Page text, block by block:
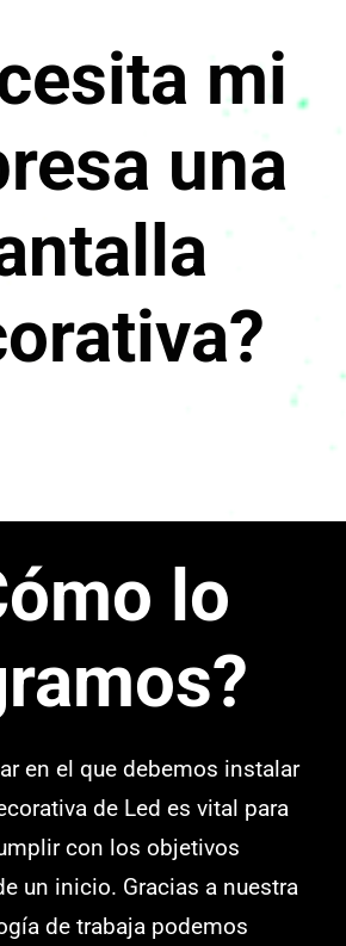
mi
una
lo
en el que debemos instalar
de Led es vital para
con los objetivos
un inicio. Gracias a nuestra
de trabaja podemos